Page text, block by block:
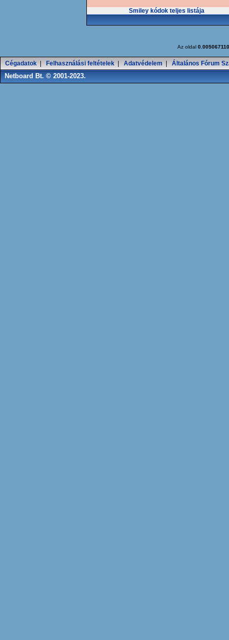
Smiley kódok teljes listája
Az oldal
Cégadatok Felhasználási feltételek Adatvédelem Általános Fórum
Netboard Bt. © 2001-2023.